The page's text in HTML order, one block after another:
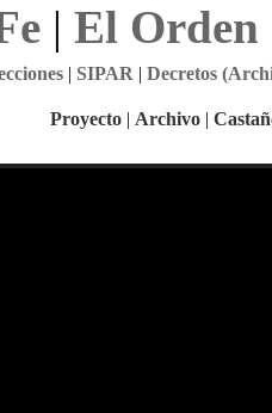
| El Orden
| SIPAR | Decretos
Proyecto | Archivo |